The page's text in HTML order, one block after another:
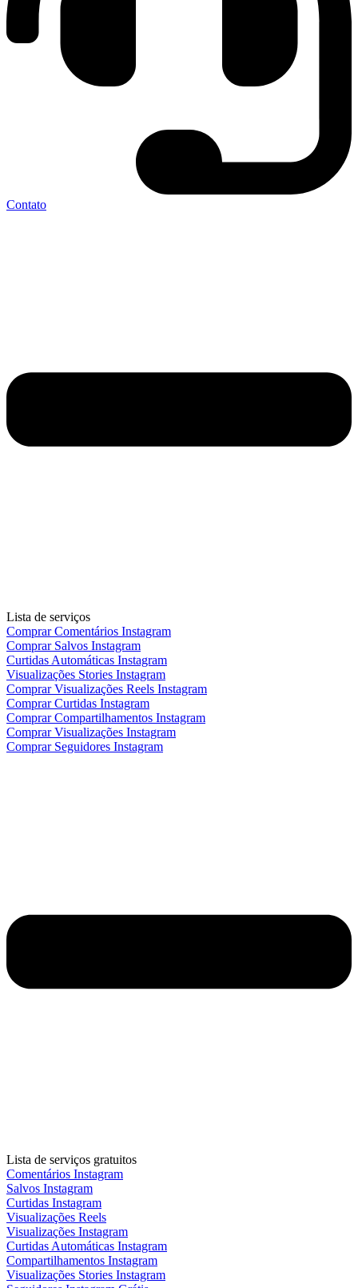
Contato
Lista de serviços
Comprar Comentários Instagram
Comprar Salvos Instagram
Curtidas Automáticas Instagram
Visualizações Stories Instagram
Comprar Visualizações Reels Instagram
Comprar Curtidas Instagram
Comprar Compartilhamentos Instagram
Comprar Visualizações Instagram
Comprar Seguidores Instagram
Lista de serviços gratuitos
Comentários Instagram
Salvos Instagram
Curtidas Instagram
Visualizações Reels
Visualizações Instagram
Curtidas Automáticas Instagram
Compartilhamentos Instagram
Visualizações Stories Instagram